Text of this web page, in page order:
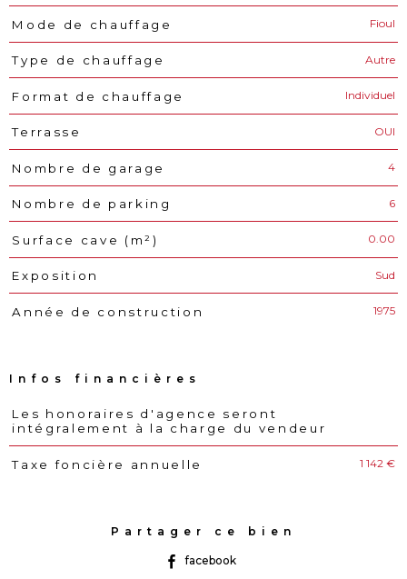
Mode de chauffage Fioul
Type de chauffage Autre
Format de chauffage Individuel
Terrasse OUI
Nombre de garage 4
Nombre de parking 6
Surface cave (m²) 0.00
Exposition Sud
Année de construction 1975
Infos financières
Caractéristiques Valeurs
Les honoraires d'agence seront
intégralement à la charge du vendeur
Taxe foncière annuelle 1 142 €
Partager ce bien
facebook